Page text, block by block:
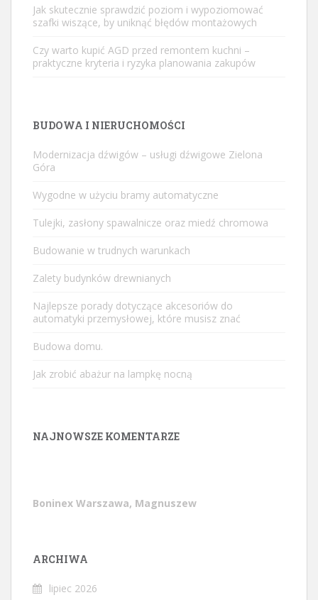
Jak skutecznie sprawdzić poziom i wypoziomować
szafki wiszące, by uniknąć błędów montażowych
Czy warto kupić AGD przed remontem kuchni –
praktyczne kryteria i ryzyka planowania zakupów
BUDOWA I NIERUCHOMOŚCI
Modernizacja dźwigów – usługi dźwigowe Zielona
Góra
Wygodne w użyciu bramy automatyczne
Tulejki, zasłony spawalnicze oraz miedź chromowa
Budowanie w trudnych warunkach
Zalety budynków drewnianych
Najlepsze porady dotyczące akcesoriów do
automatyki przemysłowej, które musisz znać
Budowa domu.
Jak zrobić abażur na lampkę nocną
NAJNOWSZE KOMENTARZE
Boninex Warszawa, Magnuszew
ARCHIWA
lipiec 2026